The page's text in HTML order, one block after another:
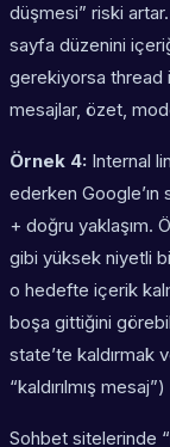
düşmesi” riski
sayfa düzenini
gerekiyorsa thread
mesajlar, özet,
Örnek 4: Internal
ederken
+ doğru yaklaşım.
gibi yüksek niyetli
o hedefte içerik
boşa gittiğini
state’te kaldırmak
“kaldırılmış
Sohbet sitelerinde